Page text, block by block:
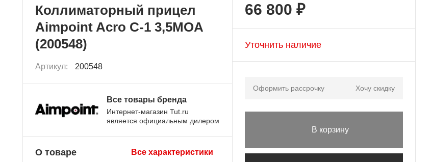
Коллиматорный прицел
Aimpoint Acro C-1 3,5MOA
(200548)
Артикул: 200548
Все товары бренда
Интернет-магазин Tut.ru
является официальным дилером
О товаре Все характеристики
66 800 ₽
Уточнить наличие
Оформить рассрочку Хочу скидку
В корзину